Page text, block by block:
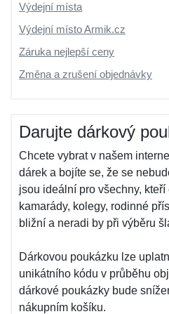
Výdejní místa
Výdejní místo Armik.cz
Záruka nejlepší ceny
Změna a zrušení objednávky
Darujte dárkový
Chcete vybrat v našem
dárek a bojíte se, že se
jsou ideální pro všechny,
kamarády, kolegy, rodinné
bližní a neradi by při výběru
Dárkovou poukázku lze
unikátního kódu v průběhu
dárkové poukázky bude
nákupním košíku.